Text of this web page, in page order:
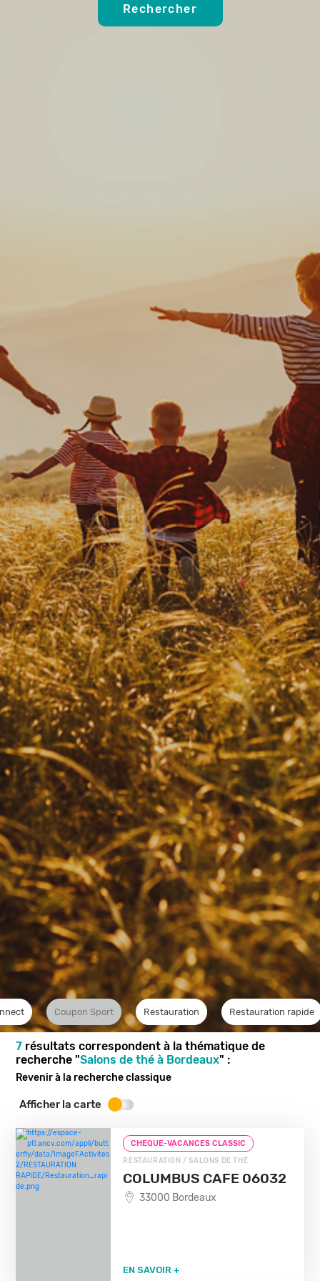
Rechercher
Coupon Sport Restauration Restauration rapide
7 résultats correspondent à la thématique de
recherche "Salons de thé à Bordeaux" :
Revenir à la recherche classique
Afficher la carte
CHEQUE-VACANCES CLASSIC
RESTAURATION / SALONS DE THÉ
COLUMBUS CAFE 06032
33000 Bordeaux
EN SAVOIR +